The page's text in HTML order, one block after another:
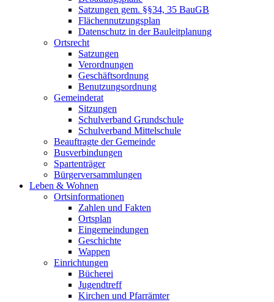
Satzungen gem. §§34, 35 BauGB
Flächennutzungsplan
Datenschutz in der Bauleitplanung
Ortsrecht
Satzungen
Verordnungen
Geschäftsordnung
Benutzungsordnung
Gemeinderat
Sitzungen
Schulverband Grundschule
Schulverband Mittelschule
Beauftragte der Gemeinde
Busverbindungen
Spartenträger
Bürgerversammlungen
Leben & Wohnen
Ortsinformationen
Zahlen und Fakten
Ortsplan
Eingemeindungen
Geschichte
Wappen
Einrichtungen
Bücherei
Jugendtreff
Kirchen und Pfarrämter